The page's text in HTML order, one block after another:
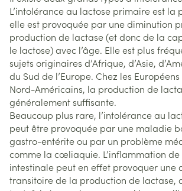
L’intolérance au lactose primaire est la
elle est provoquée par une diminution
production de lactase (et donc de la
le lactose) avec l’âge. Elle est plus
sujets originaires d’Afrique, d’Asie,
du Sud de l’Europe. Chez les
Nord-Américains, la production de
généralement suffisante.
Beaucoup plus rare, l’intolérance au
peut être provoquée par une maladie
gastro-entérite ou par un problème
comme la cœliaquie. L’inflammation
intestinale peut en effet provoquer une
transitoire de la production de lactase,